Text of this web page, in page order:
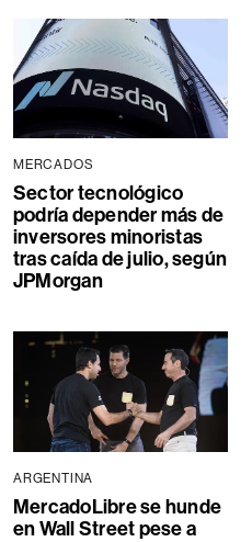
MERCADOS
Sector tecnológico
podría depender más de
inversores minoristas
tras caída de julio, según
JPMorgan
ARGENTINA
MercadoLibre se hunde
en Wall Street pese a